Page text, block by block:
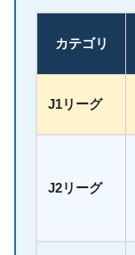
カテゴリ
J1リーグ
J2リーグ